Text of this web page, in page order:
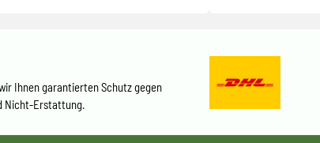
Ihnen garantierten Schutz gegen
Nicht-Erstattung.